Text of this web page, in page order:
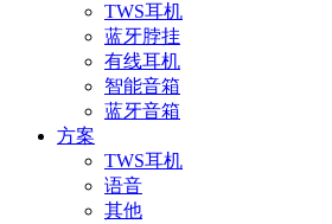
TWS耳机
蓝牙脖挂
有线耳机
智能音箱
蓝牙音箱
方案
TWS耳机
语音
其他